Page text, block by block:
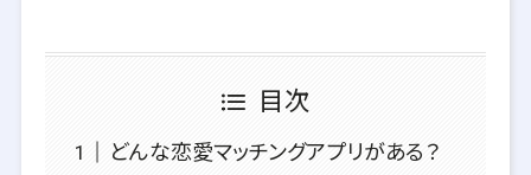
目次
どんな恋愛マッチングアプリがある？